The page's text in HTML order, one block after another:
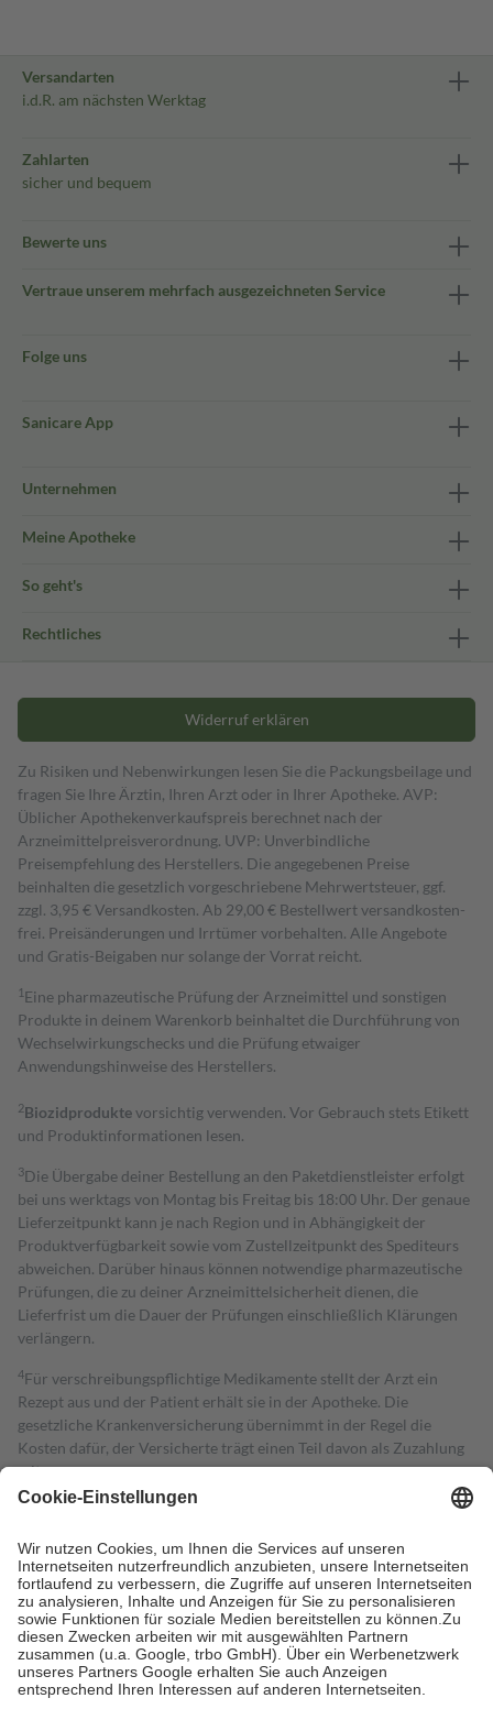
Versandarten
i.d.R. am nächsten Werktag
Zahlarten
sicher und bequem
Bewerte uns
Vertraue unserem mehrfach ausgezeichneten Service
Folge uns
Sanicare App
Unternehmen
Meine Apotheke
So geht's
Rechtliches
Widerruf erklären
Zu Risiken und Nebenwirkungen lesen Sie die Packungsbeilage und
fragen Sie Ihre Ärztin, Ihren Arzt oder in Ihrer Apotheke. AVP:
Üblicher Apothekenverkaufspreis berechnet nach der
Arzneimittelpreisverordnung. UVP: Unverbindliche
Preisempfehlung des Herstellers. Die angegebenen Preise
beinhalten die gesetzlich vorgeschriebene Mehrwertsteuer, ggf.
zzgl. 3,95 € Versandkosten. Ab 29,00 € Bestell­wert versand­kosten­
frei. Preisänderungen und Irrtümer vorbehalten. Alle Angebote
und Gratis-Beigaben nur solange der Vorrat reicht.
1 Eine pharmazeutische Prüfung der Arzneimittel und sonstigen
Produkte in deinem Warenkorb beinhaltet die Durchführung von
Wechselwirkungschecks und die Prüfung etwaiger
Anwendungshinweise des Herstellers.
2Biozidproduktevorsichtig verwenden. Vor Gebrauch stets Etikett
und Produktinformationen lesen.
3Die Übergabe deiner Bestellung an den Paketdienstleister erfolgt
bei uns werktags von Montag bis Freitag bis 18:00 Uhr. Der genaue
Lieferzeitpunkt kann je nach Region und in Abhängigkeit der
Produktverfügbarkeit sowie vom Zustellzeitpunkt des Spediteurs
abweichen. Darüber hinaus können notwendige pharmazeutische
Prüfungen, die zu deiner Arzneimittelsicherheit dienen, die
Lieferfrist um die Dauer der Prüfungen einschließlich Klärungen
verlängern.
4Für verschreibungspflichtige Medikamente stellt der Arzt ein
Rezept aus und der Patient erhält sie in der Apotheke. Die
gesetzliche Krankenversicherung übernimmt in der Regel die
Kosten dafür, der Versicherte trägt einen Teil davon als Zuzahlung
mit.
Grundsätzlich leisten Mitglieder Zuzahlungen in Höhe von zehn
höchstens zehn Euro.
Es sind jedoch nie mehr als die tatsächlichen
Kosten der Leistung zu entrichten.
Diese Regeln gelten grundsätzlich auch für Online-Apotheken.
Bei Heilmitteln und häuslicher Krankenpflege beträgt die
Zuzahlung zehn Prozent der Kosten sowie zehn Euro je
Verordnung.
Um das Engagement der Versicherten für ihre eigene Gesundheit zu
stärken und die besondere Stellung der Familie zu unterstützen,